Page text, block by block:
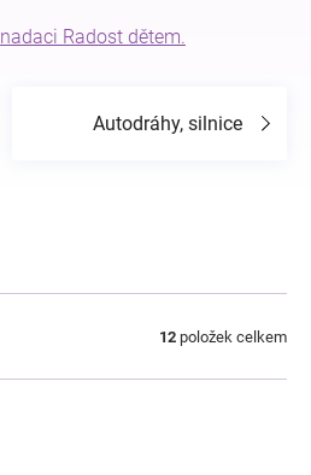
nadaci Radost dětem.
Autodráhy, silnice
12 položek celkem